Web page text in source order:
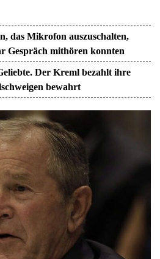
das Mikrofon auszuschalten,
Gespräch mithören konnten
Der Kreml bezahlt ihre
bewahrt